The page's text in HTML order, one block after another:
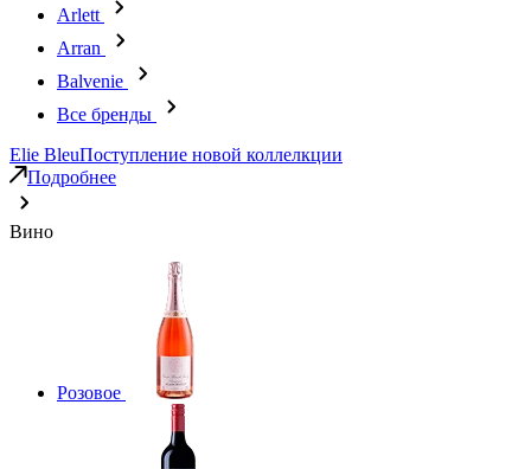
Arlett
Arran
Balvenie
Все бренды
Elie BleuПоступление новой коллелкции
Подробнее
Вино
Розовое